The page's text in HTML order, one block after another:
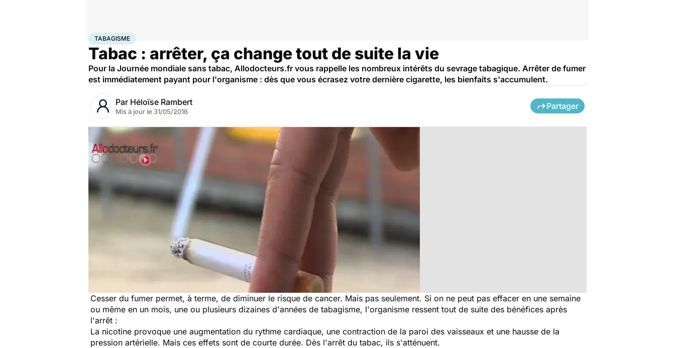
AccueilSantéMaladies
TABAGISME
Tabac : arrêter, ça change tout de suite la vie
Pour la Journée mondiale sans tabac, Allodocteurs.fr vous rappelle les nombreux intérêts du sevrage tabagique. Arrêter de fumer
est immédiatement payant pour l'organisme : dès que vous écrasez votre dernière cigarette, les bienfaits s'accumulent.
Par Héloïse Rambert
Mis à jour le 31/05/2016
Partager
Cesser du fumer permet, à terme, de diminuer le risque de cancer. Mais pas seulement. Si on ne peut pas effacer en une semaine
ou même en un mois, une ou plusieurs dizaines d'années de tabagisme, l'organisme ressent tout de suite des bénéfices après
l'arrêt :
La nicotine provoque une augmentation du rythme cardiaque, une contraction de la paroi des vaisseaux et une hausse de la
pression artérielle. Mais ces effets sont de courte durée. Dès l'arrêt du tabac, ils s'atténuent.